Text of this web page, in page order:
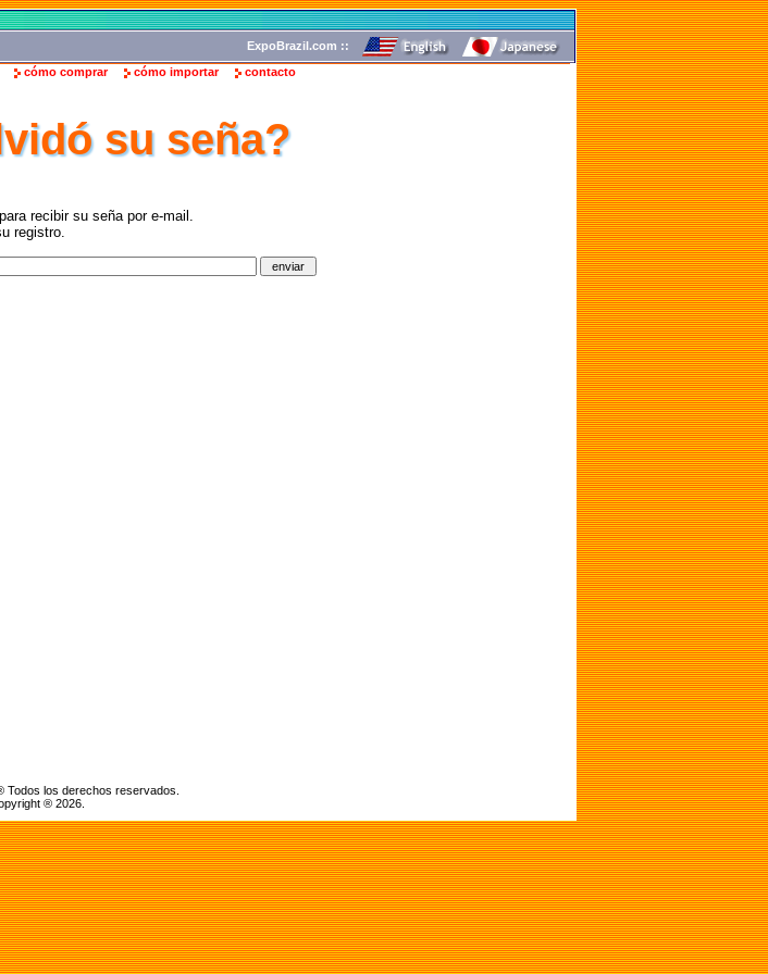
ExpoBrazil.com ::
cómo comprar cómo importar contacto
su seña?
recibir su seña por e-mail.
registro.
Todos los derechos reservados.
® 2026.